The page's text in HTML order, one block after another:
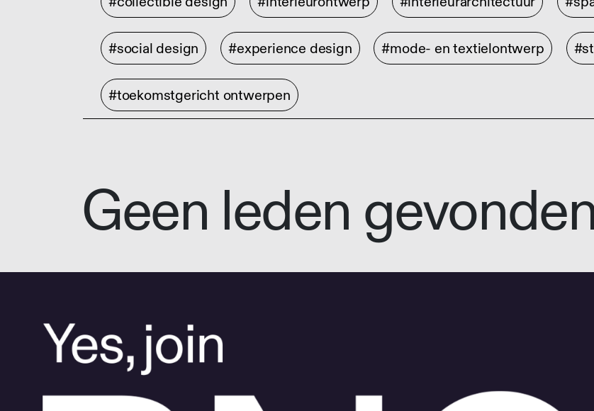
#social design #experience design #mode- en textielontwerp
#toekomstgericht ontwerpen
Geen leden